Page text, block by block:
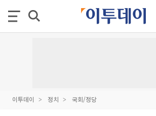
이투데이 정치 국회/정당